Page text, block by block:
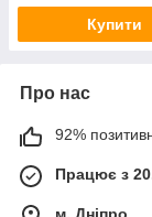
Купити
Про нас
92%
Працює з